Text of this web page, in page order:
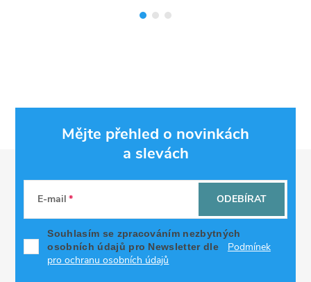
Mějte přehled o novinkách
a slevách
E-mail
Souhlasím se zpracováním nezbytných
osobních údajů pro Newsletter dle
Podmínek
pro ochranu osobních údajů
ODEBÍRAT